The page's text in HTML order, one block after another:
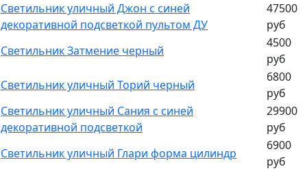
Светильник уличный Джон c синей
декоративной подсветкой пультом ДУ
47500
руб
Светильник Затмение черный
4500
руб
Светильник уличный Торий черный
6800
руб
Светильник уличный Сания с синей
декоративной подсветкой
29900
руб
Светильник уличный Глари форма цилиндр
6900
руб